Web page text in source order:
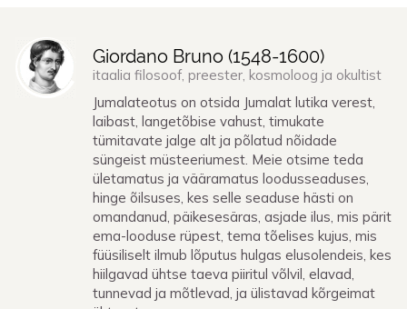
Giordano Bruno (1548-1600)
itaalia filosoof, preester, kosmoloog ja okultist
Jumalateotus on otsida Jumalat lutika verest,
laibast, langetõbise vahust, timukate
tümitavate jalge alt ja põlatud nõidade
süngeist müsteeriumest. Meie otsime teda
ületamatus ja vääramatus loodusseaduses,
hinge õilsuses, kes selle seaduse hästi on
omandanud, päikesesäras, asjade ilus, mis pärit
ema-looduse rüpest, tema tõelises kujus, mis
füüsiliselt ilmub lõputus hulgas elusolendeis, kes
hiilgavad ühtse taeva piiritul võlvil, elavad,
tunnevad ja mõtlevad, ja ülistavad kõrgeimat